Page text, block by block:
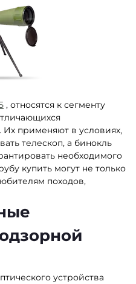
, относятся к сегменту
Их применяют в условиях,
телескоп, а бинокль
необходимого
купить могут не только
походов,
устройства